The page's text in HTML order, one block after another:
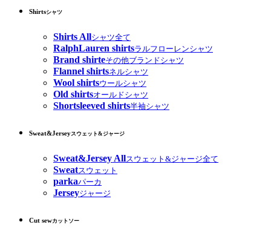
Shirtsシャツ
Shirts Allシャツ全て
RalphLauren shirtsラルフローレンシャツ
Brand shirteその他ブランドシャツ
Flannel shirtsネルシャツ
Wool shirtsウールシャツ
Old shirtsオールドシャツ
Shortsleeved shirts半袖シャツ
Sweat&Jerseyスウェット&ジャージ
Sweat&Jersey Allスウェット&ジャージ全て
Sweatスウェット
parkaパーカ
Jerseyジャージ
Cut sewカットソー